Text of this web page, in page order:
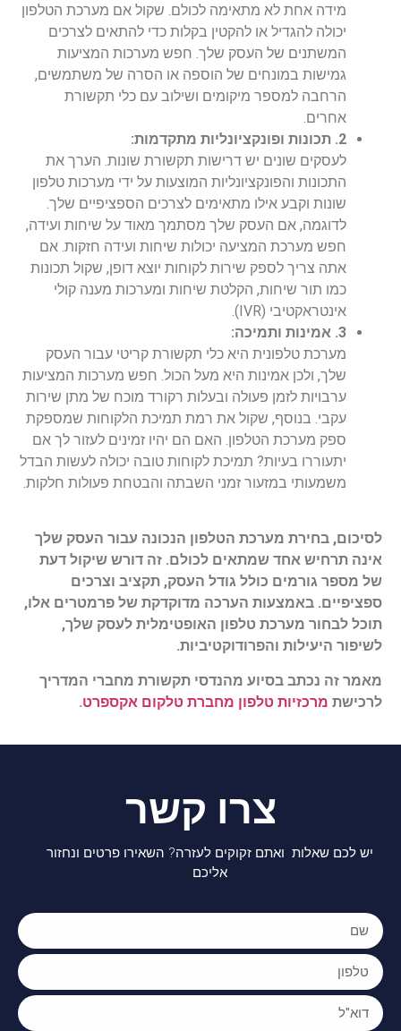
מידה אחת לא מתאימה לכולם. שקול אם מערכת הטלפון
יכולה להגדיל או להקטין בקלות כדי להתאים לצרכים
המשתנים של העסק שלך. חפש מערכות המציעות
גמישות במונחים של הוספה או הסרה של משתמשים,
הרחבה למספר מיקומים ושילוב עם כלי תקשורת
אחרים.
2. תכונות ופונקציונליות מתקדמות:
לעסקים שונים יש דרישות תקשורת שונות. הערך את
התכונות והפונקציונליות המוצעות על ידי מערכות טלפון
שונות וקבע אילו מתאימים לצרכים הספציפיים שלך.
לדוגמה, אם העסק שלך מסתמך מאוד על שיחות ועידה,
חפש מערכת המציעה יכולות שיחות ועידה חזקות. אם
אתה צריך לספק שירות לקוחות יוצא דופן, שקול תכונות
כמו תור שיחות, הקלטת שיחות ומערכות מענה קולי
אינטראקטיבי (IVR).
3. אמינות ותמיכה:
מערכת טלפונית היא כלי תקשורת קריטי עבור העסק
שלך, ולכן אמינות היא מעל הכול. חפש מערכות המציעות
ערבויות לזמן פעולה ובעלות רקורד מוכח של מתן שירות
עקבי. בנוסף, שקול את רמת תמיכת הלקוחות שמספקת
ספק מערכת הטלפון. האם הם יהיו זמינים לעזור לך אם
יתעוררו בעיות? תמיכת לקוחות טובה יכולה לעשות הבדל
משמעותי במזעור זמני השבתה והבטחת פעולות חלקות.
לסיכום, בחירת מערכת הטלפון הנכונה עבור העסק שלך
אינה תרחיש אחד שמתאים לכולם. זה דורש שיקול דעת
של מספר גורמים כולל גודל העסק, תקציב וצרכים
ספציפיים. באמצעות הערכה מדוקדקת של פרמטרים אלו,
תוכל לבחור מערכת טלפון האופטימלית לעסק שלך,
לשיפור היעילות והפרודוקטיביות.
מאמר זה נכתב בסיוע מהנדסי תקשורת מחברי המדריך
לרכישת מרכזיות טלפון מחברת טלקום אקספרט.
צרו קשר
יש לכם שאלות ואתם זקוקים לעזרה? השאירו פרטים ונחזור
אליכם